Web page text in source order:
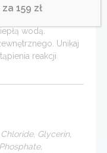
ją
wodą.
Unikaj
reakcji
Glycerin,
za 159 zł